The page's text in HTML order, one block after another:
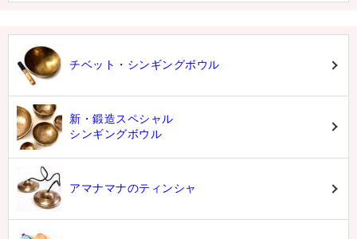
チベット・シンギングボウル
新・鍛造スペシャル
シンギングボウル
アマナマナのティンシャ